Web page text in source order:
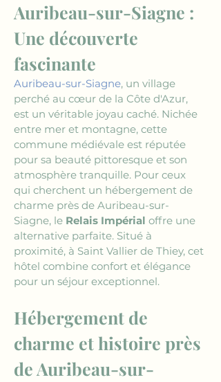
Auribeau-sur-Siagne :
Une découverte
fascinante
Auribeau-sur-Siagne, un village
perché au cœur de la Côte d'Azur,
est un véritable joyau caché. Nichée
entre mer et montagne, cette
commune médiévale est réputée
pour sa beauté pittoresque et son
atmosphère tranquille. Pour ceux
qui cherchent un hébergement de
charme près de Auribeau-sur-
Siagne, le Relais Impérial offre une
alternative parfaite. Situé à
proximité, à Saint Vallier de Thiey, cet
hôtel combine confort et élégance
pour un séjour exceptionnel.
Hébergement de
charme et histoire près
de Auribeau-sur-